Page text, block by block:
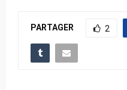
PARTAGER 2